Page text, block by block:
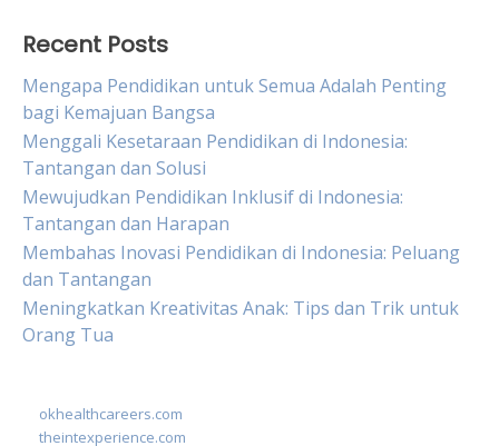
Recent Posts
Mengapa Pendidikan untuk Semua Adalah Penting
bagi Kemajuan Bangsa
Menggali Kesetaraan Pendidikan di Indonesia:
Tantangan dan Solusi
Mewujudkan Pendidikan Inklusif di Indonesia:
Tantangan dan Harapan
Membahas Inovasi Pendidikan di Indonesia: Peluang
dan Tantangan
Meningkatkan Kreativitas Anak: Tips dan Trik untuk
Orang Tua
okhealthcareers.com
theintexperience.com